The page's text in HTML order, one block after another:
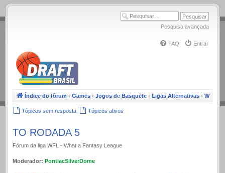
.
Pesquisa avançada
FAQ Entrar
Índice do fórum ‹ Games ‹ Jogos de Basquete ‹ Ligas Alternativas ‹ WFL
Tópicos sem resposta Tópicos ativos
TO RODADA 5
Fórum da liga WFL - What a Fantasy League
Moderador: PontiacSilverDome